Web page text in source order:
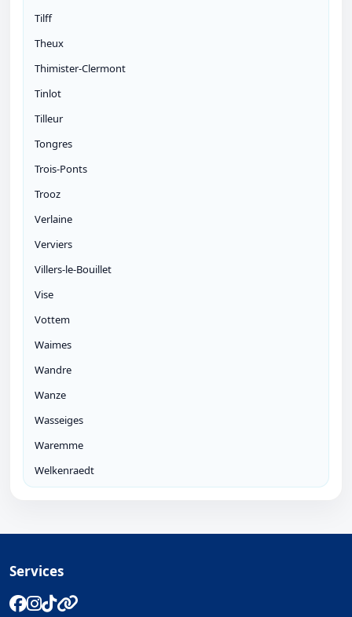
Tilff
Theux
Thimister-Clermont
Tinlot
Tilleur
Tongres
Trois-Ponts
Trooz
Verlaine
Verviers
Villers-le-Bouillet
Vise
Vottem
Waimes
Wandre
Wanze
Wasseiges
Waremme
Welkenraedt
Services